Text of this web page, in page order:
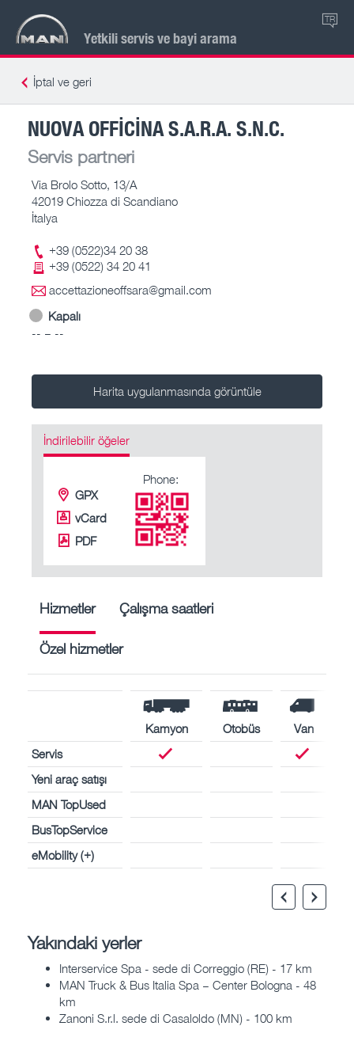
Yetkili servis ve bayi arama
TR
İptal ve geri
NUOVA OFFICINA S.A.R.A. S.N.C.
Servis partneri
Via Brolo Sotto, 13/A
42019 Chiozza di Scandiano
İtalya
+39 (0522)34 20 38
+39 (0522) 34 20 41
accettazioneoffsara@gmail.com
Kapalı
-- – --
Harita uygulanmasında görüntüle
İndirilebilir öğeler
GPX
vCard
PDF
Phone:
Hizmetler Çalışma saatleri
Özel hizmetler
Kamyon Otobüs
Van
Servis
Yeni araç satışı
MAN TopUsed
BusTopService
eMobility (+)
Yakındaki yerler
Interservice Spa - sede di Correggio (RE) - 17 km
MAN Truck & Bus Italia Spa – Center Bologna - 48
km
Zanoni S.r.l. sede di Casaloldo (MN) - 100 km